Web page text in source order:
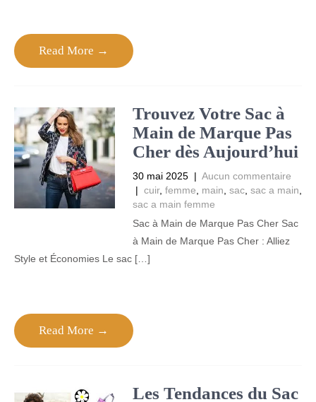
Read More →
Trouvez Votre Sac à
Main de Marque Pas
Cher dès Aujourd’hui
30 mai 2025 | Aucun commentaire
| cuir, femme main sac, sac a main
sac a main femme
Sac à Main de Marque Pas Cher Sac
à Main de Marque Pas Cher : Alliez
Style et Économies Le sac […]
Read More →
Les Tendances du Sac